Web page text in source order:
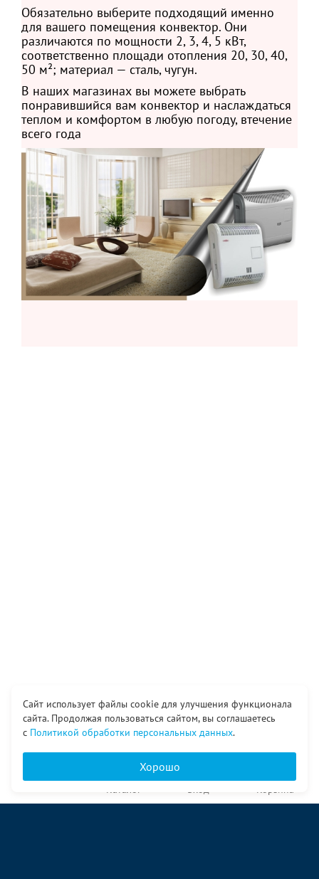
Обязательно выберите подходящий именно
для вашего помещения конвектор. Они
различаются по мощности 2, 3, 4, 5 кВт,
соответственно площади отопления 20, 30, 40,
50 м²; материал — сталь, чугун.
В наших магазинах вы можете выбрать
понравившийся вам конвектор и наслаждаться
теплом и комфортом в любую погоду, втечение
всего года
Сайт использует файлы cookie для улучшения функционала
сайта. Продолжая пользоваться сайтом, вы соглашаетесь
с Политикой обработки персональных данных.
Хорошо